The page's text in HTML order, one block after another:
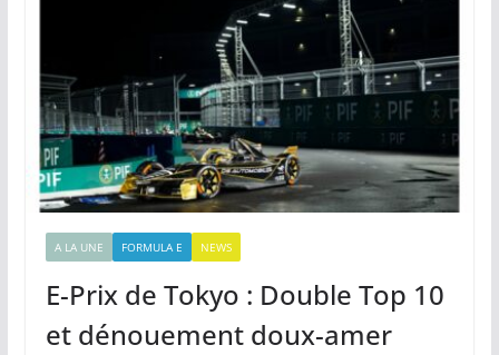
A LA UNE FORMULA E NEWS
E-Prix de Tokyo : Double Top 10
et dénouement doux-amer